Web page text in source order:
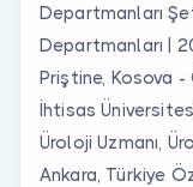
Departmanları
Departmanları |
Priştine, Kosova
İhtisas
Üroloji Uzmanı,
Ankara, Türkiye